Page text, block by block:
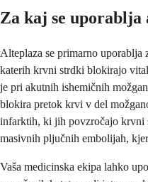
Za kaj se uporablja
Alteplaza se primarno
katerih krvni strdki blokirajo
je pri akutnih ishemičnih
blokira pretok krvi v del
infarktih, ki jih povzročajo krvni
masivnih pljučnih embolijah,
Vaša medicinska ekipa lahko